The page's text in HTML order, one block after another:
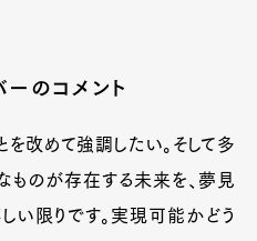
のコメント
を改めて強調したい。そして多
ものが存在する未来を、夢見
い限りです。実現可能かどう